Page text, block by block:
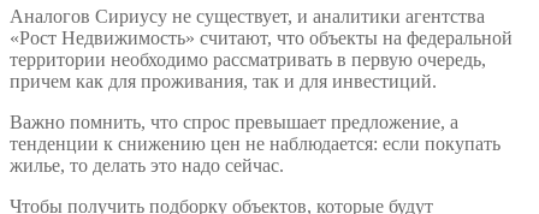
Аналогов Сириусу не существует, и аналитики агентства
«Рост Недвижимость» считают, что объекты на федеральной
территории необходимо рассматривать в первую очередь,
причем как для проживания, так и для инвестиций.
Важно помнить, что спрос превышает предложение, а
тенденции к снижению цен не наблюдается: если покупать
жилье, то делать это надо сейчас.
Чтобы получить подборку объектов, которые будут